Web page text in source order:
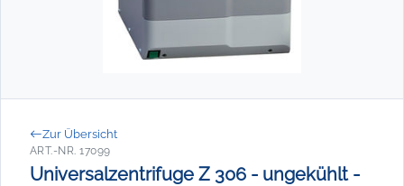
Zur Übersicht
ART.-NR. 17099
Universalzentrifuge Z 306 - ungekühlt -